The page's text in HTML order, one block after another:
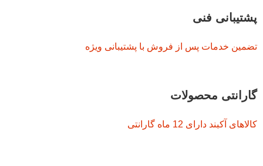
پشتیبانی فنی
تضمین خدمات پس از فروش با پشتیبانی ویژه
گارانتی محصولات
کالاهای آکبند دارای 12 ماه گارانتی